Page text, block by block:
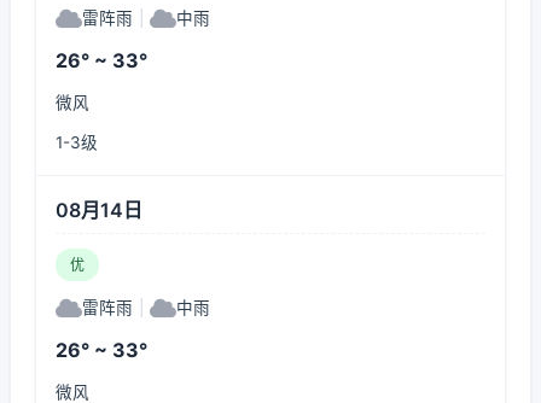
雷阵雨 中雨
26° ~ 33°
微风
1-3级
08月14日
优
雷阵雨 中雨
26° ~ 33°
微风